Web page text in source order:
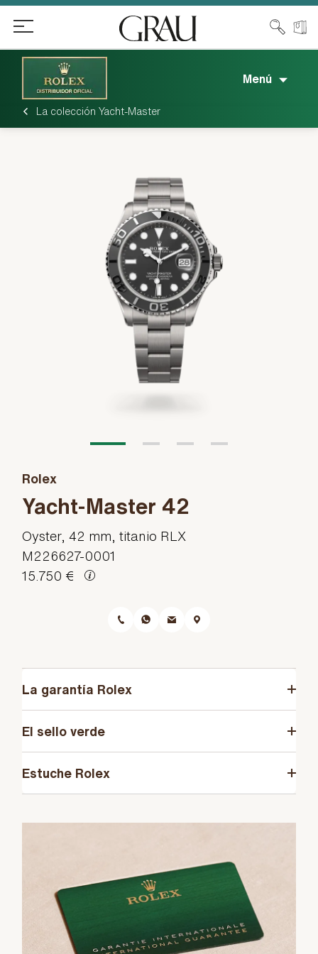
Menú
La colección Yacht-Master
Rolex
Yacht-Master 42
Oyster, 42 mm, titanio RLX
M226627-0001
15.750 €
La garantía Rolex
El sello verde
Estuche Rolex